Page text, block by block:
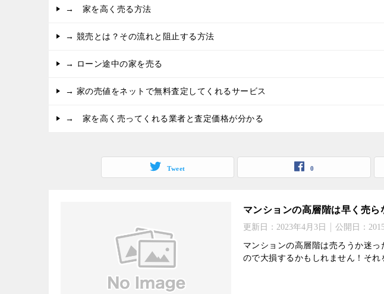
→ 家を高く売る方法
→ 競売とは？その流れと阻止する方法
→ ローン途中の家を売る
→ 家の売値をネットで無料査定してくれるサービス
→ 家を高く売ってくれる業者と査定価格が分かる
Tweet 0
マンションの高層階は早く売
更新日： 2023年4月3日 公開日：
マンションの高層階は売ろうか迷
ので大損するかもしれません！それ